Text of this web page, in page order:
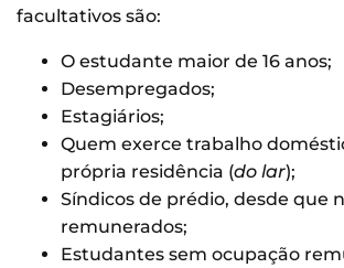
facultativos são:
O estudante maior de 16 anos;
Desempregados;
Estagiários;
Quem exerce trabalho
própria residência (do lar);
Síndicos de prédio, desde que
remunerados;
Estudantes sem ocupação